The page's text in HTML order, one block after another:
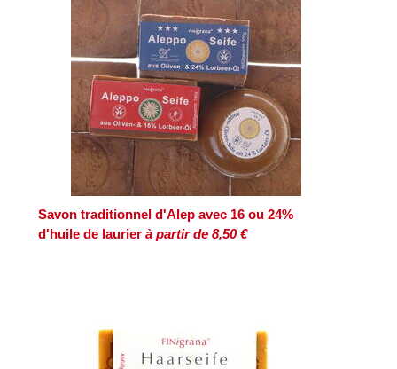
Savon traditionnel d'Alep avec 16 ou 24%
d'huile de laurier à partir de 8,50 €